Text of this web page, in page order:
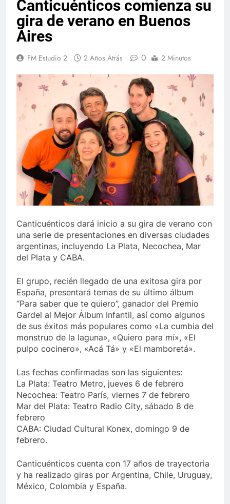
Canticuénticos comienza su
gira de verano en Buenos
Aires
FM Estudio 2 2 Años Atrás 0 2 Minutos
Canticuénticos dará inicio a su gira de verano con
una serie de presentaciones en diversas ciudades
argentinas, incluyendo La Plata, Necochea, Mar
del Plata y CABA.
El grupo, recién llegado de una exitosa gira por
España, presentará temas de su último álbum
“Para saber que te quiero”, ganador del Premio
Gardel al Mejor Álbum Infantil, así como algunos
de sus éxitos más populares como «La cumbia del
monstruo de la laguna», «Quiero para mí», «El
pulpo cocinero», «Acá Tá» y «El mamboretá».
Las fechas confirmadas son las siguientes:
La Plata: Teatro Metro, jueves 6 de febrero
Necochea: Teatro París, viernes 7 de febrero
Mar del Plata: Teatro Radio City, sábado 8 de
febrero
CABA: Ciudad Cultural Konex, domingo 9 de
febrero.
Canticuénticos cuenta con 17 años de trayectoria
y ha realizado giras por Argentina, Chile, Uruguay,
México, Colombia y España.